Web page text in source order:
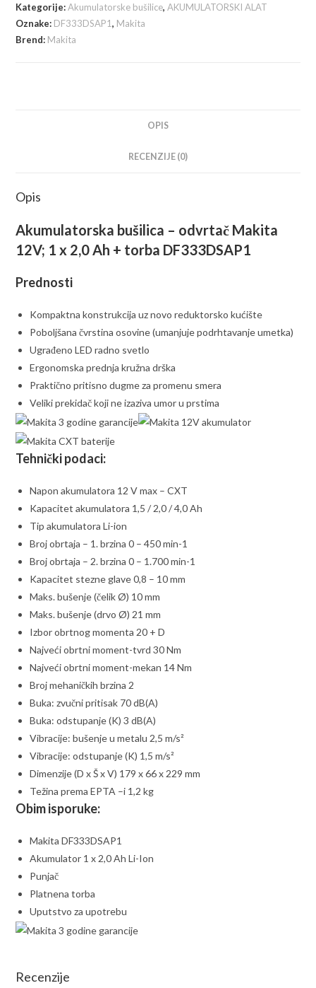
Kategorije:Akumulatorske bušilice,AKUMULATORSKI ALAT
Oznake: DF333DSAP1, Makita
Brend: Makita
OPIS
RECENZIJE (0)
Opis
Akumulatorska bušilica – odvrtač Makita
12V; 1 x 2,0 Ah + torba DF333DSAP1
Prednosti
Kompaktna konstrukcija uz novo reduktorsko kućište
Poboljšana čvrstina osovine (umanjuje podrhtavanje umetka)
Ugrađeno LED radno svetlo
Ergonomska prednja kružna drška
Praktično pritisno dugme za promenu smera
Veliki prekidač koji ne izaziva umor u prstima
Tehnički podaci:
Napon akumulatora 12 V max – CXT
Kapacitet akumulatora 1,5 / 2,0 / 4,0 Ah
Tip akumulatora Li-ion
Broj obrtaja – 1. brzina 0 – 450 min-1
Broj obrtaja – 2. brzina 0 – 1.700 min-1
Kapacitet stezne glave 0,8 – 10 mm
Maks. bušenje (čelik Ø) 10 mm
Maks. bušenje (drvo Ø) 21 mm
Izbor obrtnog momenta 20 + D
Najveći obrtni moment-tvrd 30 Nm
Najveći obrtni moment-mekan 14 Nm
Broj mehaničkih brzina 2
Buka: zvučni pritisak 70 dB(A)
Buka: odstupanje (K) 3 dB(A)
Vibracije: bušenje u metalu 2,5 m/s²
Vibracije: odstupanje (K) 1,5 m/s²
Dimenzije (D x Š x V) 179 x 66 x 229 mm
Težina prema EPTA –i 1,2 kg
Obim isporuke:
Makita DF333DSAP1
Akumulator 1 x 2,0 Ah Li-Ion
Punjač
Platnena torba
Uputstvo za upotrebu
Recenzije